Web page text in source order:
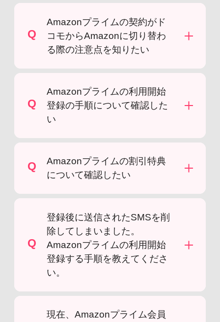
Q
Amazonプライムの契約がド
コモからAmazonに切り替わ
る際の注意点を知りたい
Q
Amazonプライムの利用開始
登録の手順について確認した
い
Q
Amazonプライムの割引特典
について確認したい
Q
登録後に送信されたSMSを削
除してしまいました。
Amazonプライムの利用開始
登録する手順を教えてくださ
い。
現在、Amazonプライム会員